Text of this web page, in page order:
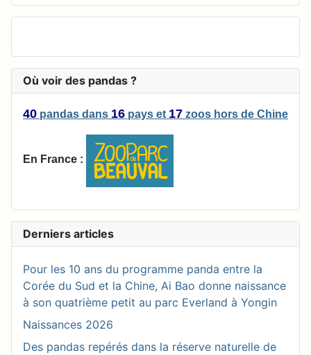
Où voir des pandas ?
40 pandas dans 16 pays et 17 zoos hors de Chine
En France :
Derniers articles
Pour les 10 ans du programme panda entre la
Corée du Sud et la Chine, Ai Bao donne naissance
à son quatrième petit au parc Everland à Yongin
Naissances 2026
Des pandas repérés dans la réserve naturelle de